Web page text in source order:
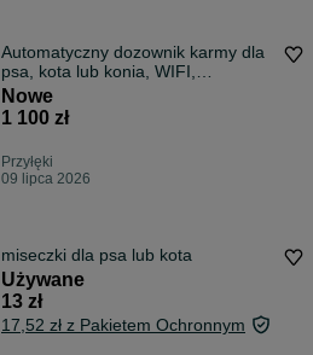
Automatyczny dozownik karmy dla
psa, kota lub konia, WIFI,
harmonogram
Nowe
1 100 zł
Przyłęki
09 lipca 2026
miseczki dla psa lub kota
Używane
13 zł
17,52 zł z Pakietem Ochronnym